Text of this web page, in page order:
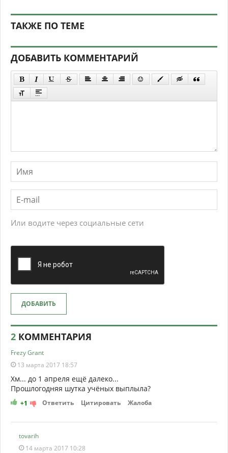
ТАКЖЕ ПО ТЕМЕ
ДОБАВИТЬ КОММЕНТАРИЙ
Или водите через социальные сети
ДОБАВИТЬ
2 КОММЕНТАРИЯ
Frezy Grant
13 марта 2017 18:57
Хм... до 1 апреля ещё далеко...
Прошлогодняя шутка учёных выплыла?
+1 Ответить Цитировать Жалоба
tovarih
14 марта 2017 10:28